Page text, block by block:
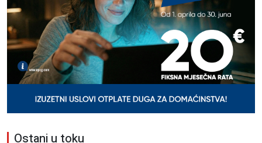
Ostani u toku